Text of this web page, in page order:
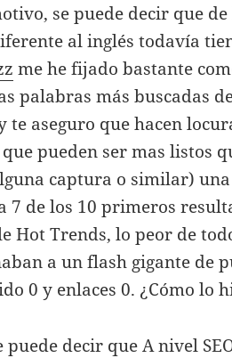
se puede decir que
al inglés todavía
me he fijado bastante
palabras más buscadas
te aseguro que hacen
pueden ser mas listos
captura o similar)
7 de los 10 primeros
Hot Trends, lo peor de
a un flash gigante de
0 y enlaces 0. ¿Cómo lo
puede decir que A nivel